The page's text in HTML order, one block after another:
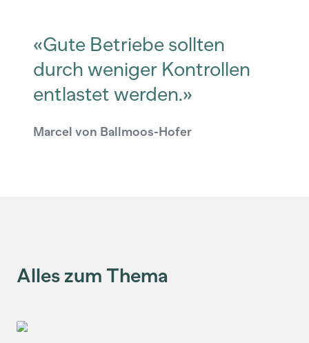
«Gute Betriebe sollten
durch weniger Kontrollen
entlastet werden.»
Marcel von Ballmoos-Hofer
Alles zum Thema